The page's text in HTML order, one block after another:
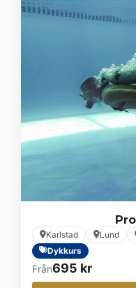
Karlstad Lund
Dykkurs
Från695 kr